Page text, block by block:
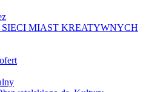
MIAST KREATYWNYCH